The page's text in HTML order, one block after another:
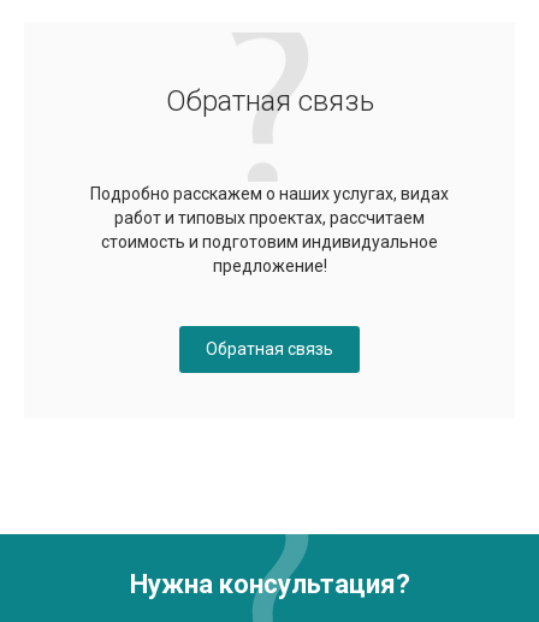
Обратная связь
Подробно расскажем о наших услугах, видах
работ и типовых проектах, рассчитаем
стоимость и подготовим индивидуальное
предложение!
Обратная связь
Нужна консультация?